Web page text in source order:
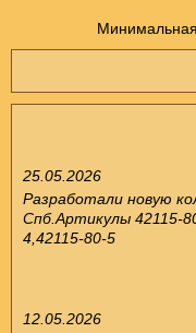
25.05.2026
Разработали новую
Спб.Артикулы 42115-
4,42115-80-5
12.05.2026